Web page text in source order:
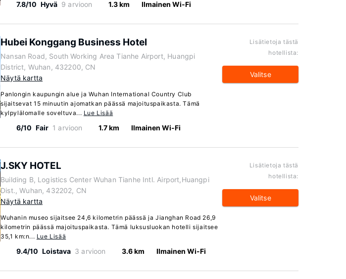
7.8/10 Hyvä 9 arvioon 1.3 km Ilmainen Wi-Fi
Hubei Konggang Business Hotel
Nansan Road, South Working Area Tianhe Airport, Huangpi
District, Wuhan, 432200, CN
Näytä kartta
Panlongin kaupungin alue ja Wuhan International Country Club
sijaitsevat 15 minuutin ajomatkan päässä majoituspaikasta. Tämä
kylpylälomalle soveltuva... Lue Lisää
6/10 Fair 1 arvioon 1.7 km Ilmainen Wi-Fi
Lisätietoja tästä
hotellista:
Valitse
J.SKY HOTEL
Building B, Logistics Center Wuhan Tianhe Intl. Airport,Huangpi
Dist., Wuhan, 432202, CN
Näytä kartta
Wuhanin museo sijaitsee 24,6 kilometrin päässä ja Jianghan Road 26,9
kilometrin päässä majoituspaikasta. Tämä luksusluokan hotelli sijaitsee
35,1 km:n... Lue Lisää
9.4/10 Loistava 3 arvioon 3.6 km Ilmainen Wi-Fi
Lisätietoja tästä
hotellista:
Valitse